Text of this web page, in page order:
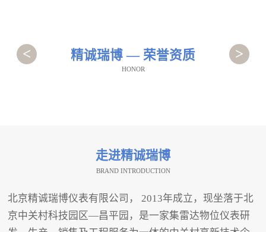
精诚瑞博 — 荣誉资质
HONOR
< >
走进精诚瑞博
BRAND INTRODUCTION
北京精诚瑞博仪表有限公司， 2013年成立，现坐落于北
京中关村科技园区—昌平园，是一家集雷达物位仪表研